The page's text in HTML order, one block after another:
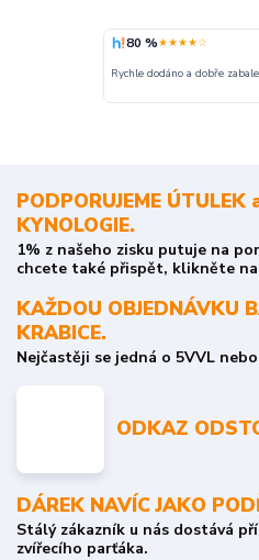
80 %★★★★☆
Rychle dodáno a dobře
PODPORUJEME ÚTULEK
KYNOLOGIE.
1% z našeho zisku putuje na
chcete také přispět, klikněte
KAŽDOU OBJEDNÁVKU
KRABICE.
Nejčastěji se jedná o 5VVL
ODKAZ
DÁREK NAVÍC JAKO
Stálý zákazník u nás dostává
zvířecího parťáka.